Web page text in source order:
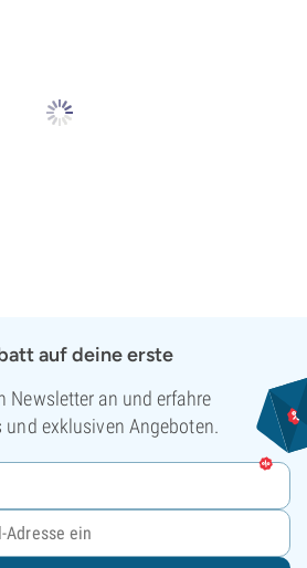
auf deine erste
Newsletter an und erfahre
und exklusiven Angeboten.